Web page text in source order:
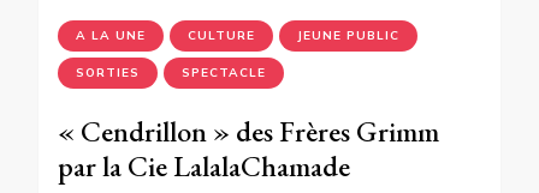
A LA UNE CULTURE JEUNE PUBLIC
SORTIES SPECTACLE
« Cendrillon » des Frères Grimm
par la Cie LalalaChamade